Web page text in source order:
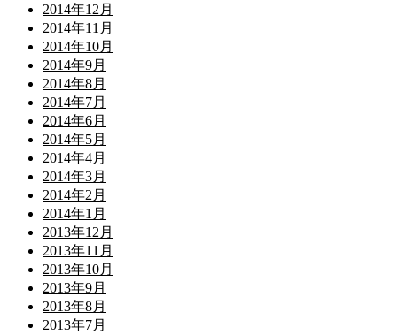
2014年12月
2014年11月
2014年10月
2014年9月
2014年8月
2014年7月
2014年6月
2014年5月
2014年4月
2014年3月
2014年2月
2014年1月
2013年12月
2013年11月
2013年10月
2013年9月
2013年8月
2013年7月